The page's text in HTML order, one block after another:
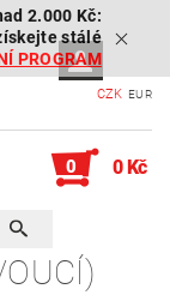
2.000 Kč:
stálé
PROGRAM
CZK EUR
0 0 Kč